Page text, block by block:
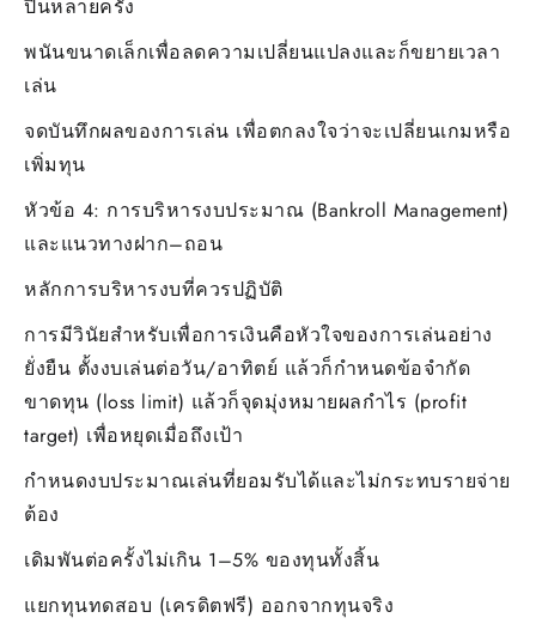
ปินหลายครั้ง
พนันขนาดเล็กเพื่อลดความเปลี่ยนแปลงและก็ขยายเวลา
เล่น
จดบันทึกผลของการเล่น เพื่อตกลงใจว่าจะเปลี่ยนเกมหรือ
เพิ่มทุน
หัวข้อ 4: การบริหารงบประมาณ (Bankroll Management)
และแนวทางฝาก–ถอน
หลักการบริหารงบที่ควรปฏิบัติ
การมีวินัยสำหรับเพื่อการเงินคือหัวใจของการเล่นอย่าง
ยั่งยืน ตั้งงบเล่นต่อวัน/อาทิตย์ แล้วก็กำหนดข้อจำกัด
ขาดทุน (loss limit) แล้วก็จุดมุ่งหมายผลกำไร (profit
target) เพื่อหยุดเมื่อถึงเป้า
กำหนดงบประมาณเล่นที่ยอมรับได้และไม่กระทบรายจ่าย
ต้อง
เดิมพันต่อครั้งไม่เกิน 1–5% ของทุนทั้งสิ้น
แยกทุนทดสอบ (เครดิตฟรี) ออกจากทุนจริง